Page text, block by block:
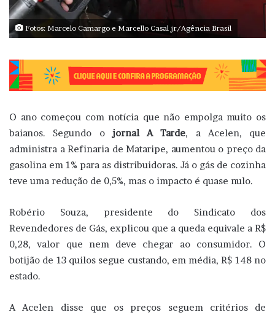
Fotos: Marcelo Camargo e Marcello Casal jr/Agência Brasil
O ano começou com notícia que não empolga muito os
baianos. Segundo ojornal A Tarde, a Acelen, que
administra a Refinaria de Mataripe, aumentou o preço da
gasolina em 1% para as distribuidoras. Já o gás de cozinha
teve uma redução de 0,5%, mas o impacto é quase nulo.
Robério Souza, presidente do Sindicato dos
Revendedores de Gás, explicou que a queda equivale a R$
0,28, valor que nem deve chegar ao consumidor. O
botijão de 13 quilos segue custando, em média, R$ 148 no
estado.
A Acelen disse que os preços seguem critérios de